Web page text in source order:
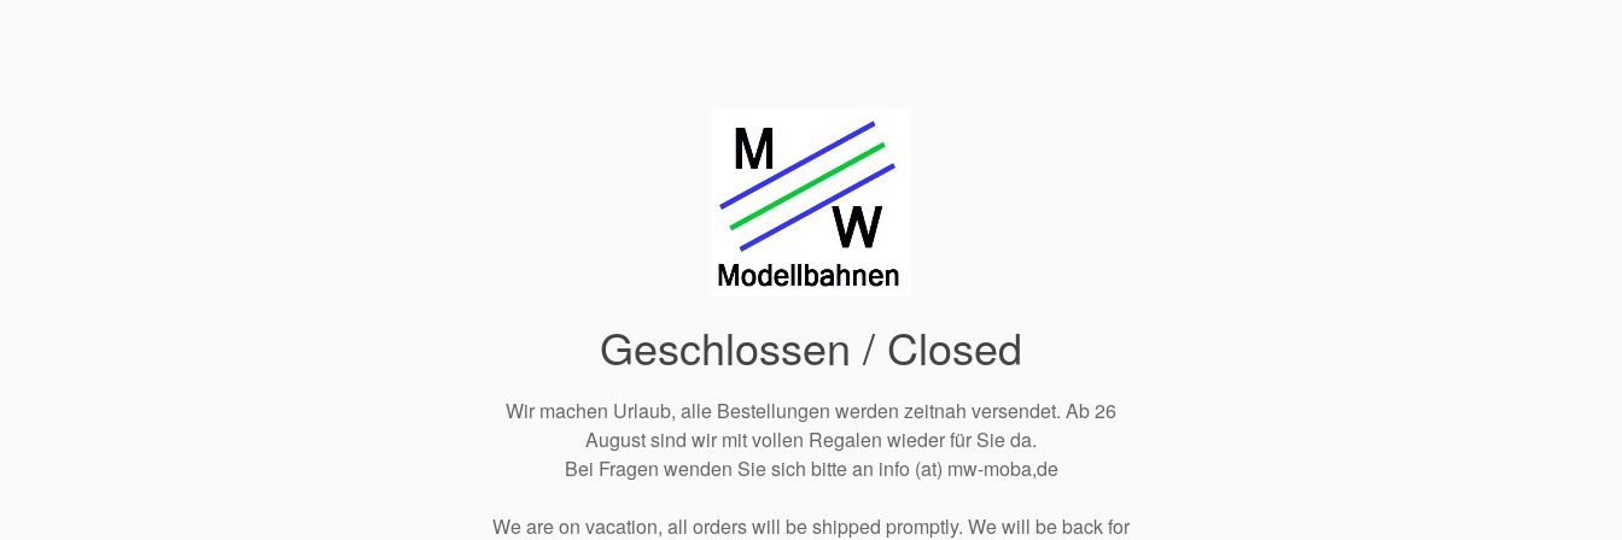
Geschlossen / Closed
Wir machen Urlaub, alle Bestellungen werden zeitnah versendet. Ab 26
August sind wir mit vollen Regalen wieder für Sie da.
Bei Fragen wenden Sie sich bitte an info (at) mw-moba,de
We are on vacation, all orders will be shipped promptly. We will be back for